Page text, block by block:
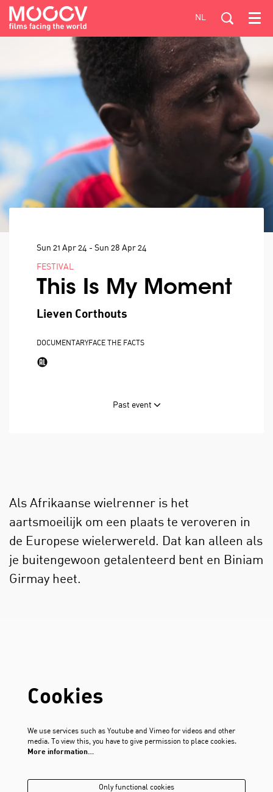
NL Menu
This Is My Moment
Lieven Corthouts
FESTIVAL
Sun 21 Apr 24 - Sun 28 Apr 24
DOCUMENTARYFACE THE FACTS
Past event
Als Afrikaanse wielrenner is het
aartsmoeilijk om een plaats te veroveren in
de Europese wielerwereld. Dat kan alleen als
je buitengewoon getalenteerd bent en Biniam
Girmay heet.
Cookies
We use services such as Youtube and Vimeo for videos and other
media. To view this, you have to give permission to place cookies.
More information…
Only functional cookies